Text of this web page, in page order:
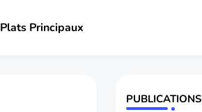
Plats Principaux
PUBLICATIONS